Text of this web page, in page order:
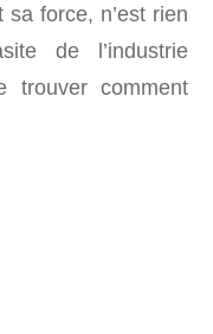
sa force, n’est rien
de l’industrie
trouver comment